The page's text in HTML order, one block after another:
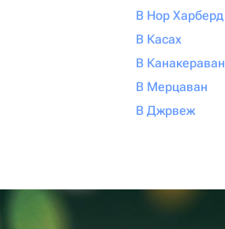
В Нор Харберд
В Касах
В Канакераван
В Мерцаван
В Джрвеж